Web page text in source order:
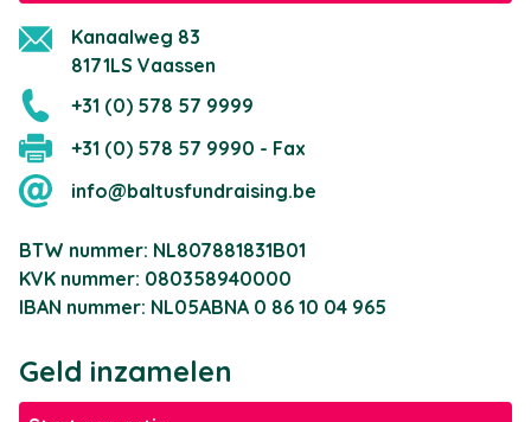
Kanaalweg 83
8171LS Vaassen
+31 (0) 578 57 9999
+31 (0) 578 57 9990 - Fax
info@baltusfundraising.be
BTW nummer: NL807881831B01
KVK nummer: 080358940000
IBAN nummer: NL05ABNA 0 86 10 04 965
Geld inzamelen